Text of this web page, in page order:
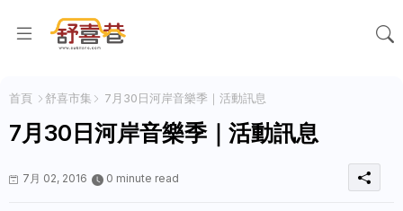
首頁 舒喜市集 7月30日河岸音樂季｜活動訊息
7月30日河岸音樂季｜活動訊息
7月 02, 2016 0 minute read